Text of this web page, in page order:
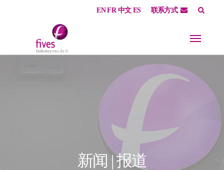
EN FR 中文 ES 联系方式
新闻 | 报道